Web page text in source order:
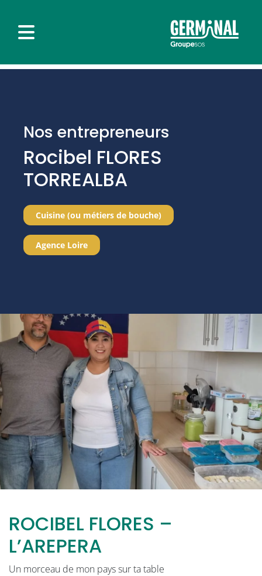
Nos entrepreneurs
Rocibel FLORES
TORREALBA
Cuisine (ou métiers de bouche)
Agence Loire
ROCIBEL FLORES –
L’AREPERA
Un morceau de mon pays sur ta table